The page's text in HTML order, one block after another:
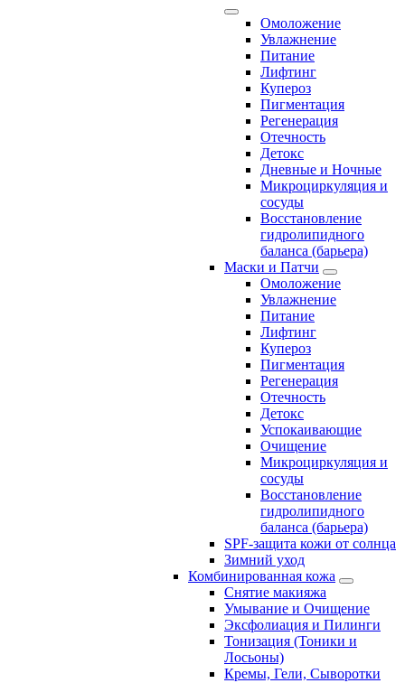
Омоложение
Увлажнение
Питание
Лифтинг
Купероз
Пигментация
Регенерация
Отечность
Детокс
Дневные и Ночные
Микроциркуляция и
сосуды
Восстановление
гидролипидного
баланса (барьера)
Маски и Патчи
Омоложение
Увлажнение
Питание
Лифтинг
Купероз
Пигментация
Регенерация
Отечность
Детокс
Успокаивающие
Очищение
Микроциркуляция и
сосуды
Восстановление
гидролипидного
баланса (барьера)
SPF-защита кожи от солнца
Зимний уход
Комбинированная кожа
Снятие макияжа
Умывание и Очищение
Эксфолиация и Пилинги
Тонизация (Тоники и
Лосьоны)
Кремы, Гели, Сыворотки